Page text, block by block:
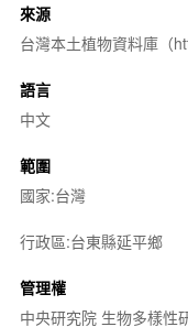
來源
台灣本土植物資料庫（
語言
中文
範圍
國家:台灣
行政區:台東縣延平鄉
管理權
中央研究院 生物多樣性